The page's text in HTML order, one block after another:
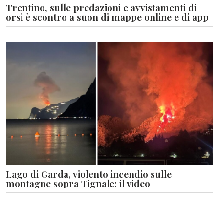
Trentino, sulle predazioni e avvistamenti di
orsi è scontro a suon di mappe online e di app
Lago di Garda, violento incendio sulle
montagne sopra Tignale: il video